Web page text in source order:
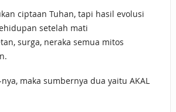
ciptaan Tuhan, tapi hasil evolusi
setelah mati
surga, neraka semua mitos
maka sumbernya dua yaitu AKAL